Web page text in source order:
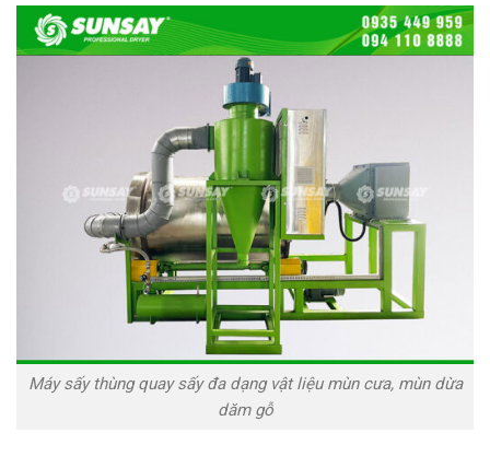
Máy sấy thùng quay sấy đa dạng vật liệu mùn cưa, mùn dừa
dăm gỗ